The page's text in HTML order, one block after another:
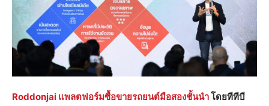
Roddonjai แพลตฟอร์มซื้อขายรถยนต์มือสองชั้นนำโดยทีทีบี